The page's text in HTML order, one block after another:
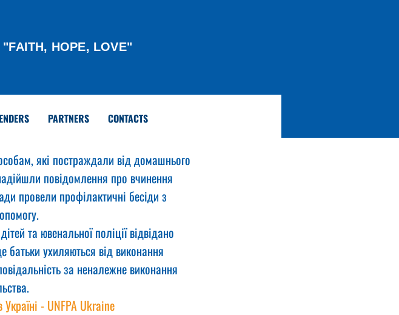
HOPE, LOVE"
PARTNERS CONTACTS
які постраждали від домашнього
повідомлення про вчинення
провели профілактичні бесіди з
та ювенальної поліції відвідано
батьки ухиляються від виконання
за неналежне виконання
- UNFPA Ukraine